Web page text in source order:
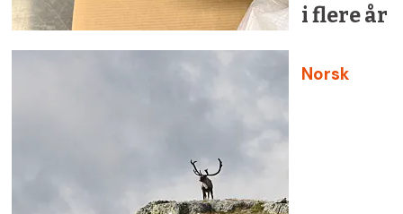
i flere år
Norsk